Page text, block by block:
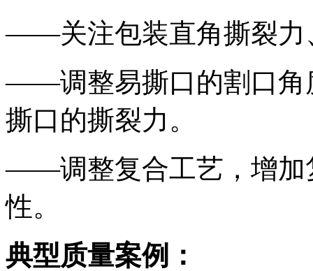
——关注包装直角撕裂力
——调整易撕口的割口角
撕口的撕裂力。
——调整复合工艺，增加
性。
典型质量案例：